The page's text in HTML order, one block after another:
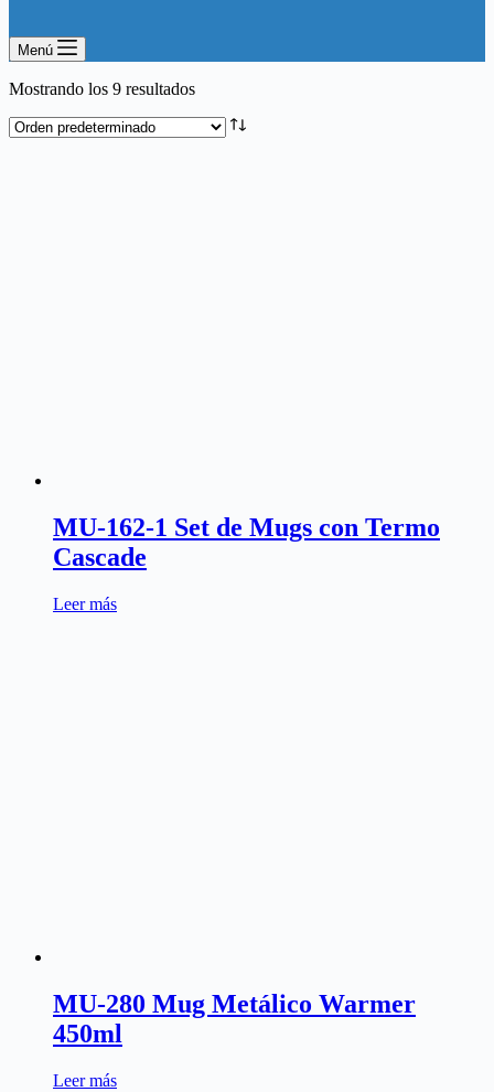
Menú
Mostrando los 9 resultados
MU-162-1 Set de Mugs con Termo
Cascade
Leer más
MU-280 Mug Metálico Warmer
450ml
Leer más